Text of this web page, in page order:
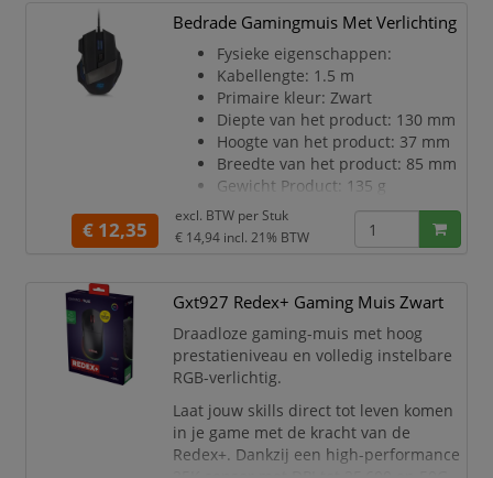
maken
Personaliseer uw muis met 8
programmeerbare knoppen
Aanpasbaar aan uw speelstijl
Of u nu een granaat wilt gooien
of snel
Bedrade Gamingmuis Met Verlichting
Fysieke eigenschappen:
Kabellengte: 1.5 m
Primaire kleur: Zwart
Diepte van het product: 130 mm
Hoogte van het product: 37 mm
Breedte van het product: 85 mm
Gewicht Product: 135 g
Materiaal: ABS
Verlichting & Optische
verlichtingseffect: Ja
Functionele kenmerken:
Batterijen inbegrepen: Nee
Aan/uit-schakelaar: Nee
Stand-by modus: Nee
Prestaties en technische
specificaties:
DPI-voorinstellingen: 1000
€ 12,35
excl. BTW per Stuk
€ 14,94 incl. 21% BTW
Gxt927 Redex+ Gaming Muis Zwart
Draadloze gaming-muis met hoog
prestatieniveau en volledig instelbare
RGB-verlichtig.
Laat jouw skills direct tot leven komen
in je game met de kracht van de
Redex+. Dankzij een high-performance